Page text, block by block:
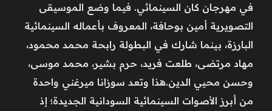
في مهرجان كان السينمائي. فيما وضع الموسيقى
التصويرية أمين بوحافة، المعروف بأعماله السينمائية
البارزة، بينما شارك في البطولة رابحة محمد محمود،
مهاد مرتضى، طلعت فريد، حرم بشير، محمد موسى،
وحسن محيي الدين.هذا وتعد سوزانا ميرغني واحدة
من أبرز الأصوات السينمائية السودانية الجديدة؛ إذ